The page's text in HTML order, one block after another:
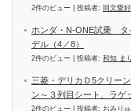
2件のビュー 投稿者: 回文愛
ホンダ・N-ONE試乗 タ
デル（4／8）
2件のビュー 投稿者: 和知 ま
三菱・デリカＤ5クリー
ン～３列目シート、ラゲ
2件のビュー 投稿者: おみりゅ